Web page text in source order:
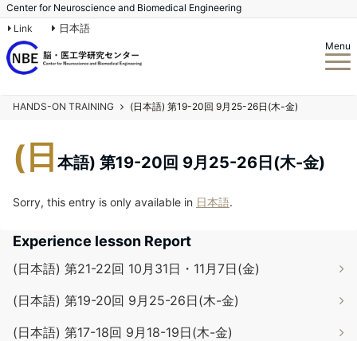
Link 日本語
Center for Neuroscience and Biomedical Engineering
Menu
HANDS-ON TRAINING (日本語) 第19-20回 9月25-26日(木-金)
(日 本語) 第19-20回 9月25-26日(木-金)
Sorry, this entry is only available in 日本語.
Experience lesson Report
(日本語) 第21-22回 10月31日・11月7日(金)
(日本語) 第19-20回 9月25-26日(木-金)
(日本語) 第17-18回 9月18-19日(木-金)